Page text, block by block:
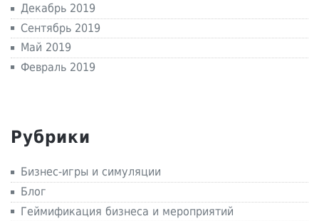
Декабрь 2019
Сентябрь 2019
Май 2019
Февраль 2019
Рубрики
Бизнес-игры и симуляции
Блог
Геймификация бизнеса и мероприятий